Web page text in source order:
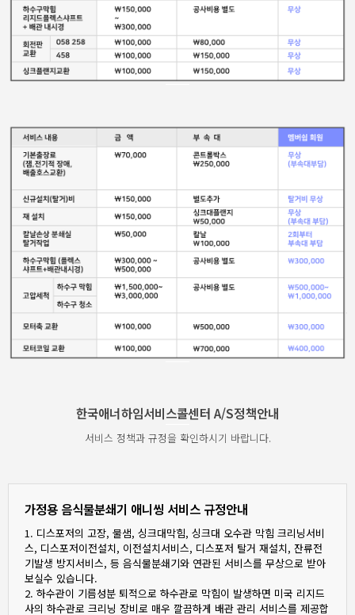
한국애너하임서비스콜센터 A/S정책안내
서비스 정책과 규정을 확인하시기 바랍니다.
가정용 음식물분쇄기 애니씽 서비스 규정안내
1. 디스포저의 고장, 물샘, 싱크대막힘, 싱크대 오수관 막힘 크리닝서비
스, 디스포저이전설치, 이전설치서비스, 디스포저 탈거 재설치, 잔류전
기발생 방지서비스, 등 음식물분쇄기와 연관된 서비스를 무상으로 받아
보실수 있습니다.
2. 하수관이 기름성분 퇴적으로 하수관로 막힘이 발생하면 미국 리지드
사의 하수관로 크리닝 장비로 매우 깔끔하게 배관 관리 서비스를 제공합